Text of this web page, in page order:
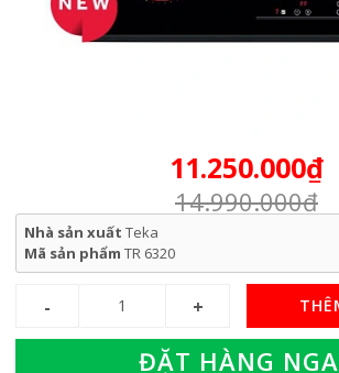
11.250.000₫
14.990.000₫
Nhà sản xuất Teka
Mã sản phẩm TR 6320
ĐẶT HÀNG